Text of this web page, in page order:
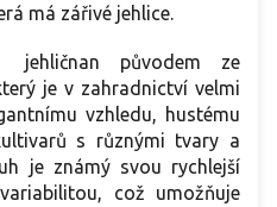
má zářivé jehlice.
původem ze
je v zahradnictví velmi
vzhledu, hustému
s různými tvary a
je známý svou rychlejší
což umožňuje